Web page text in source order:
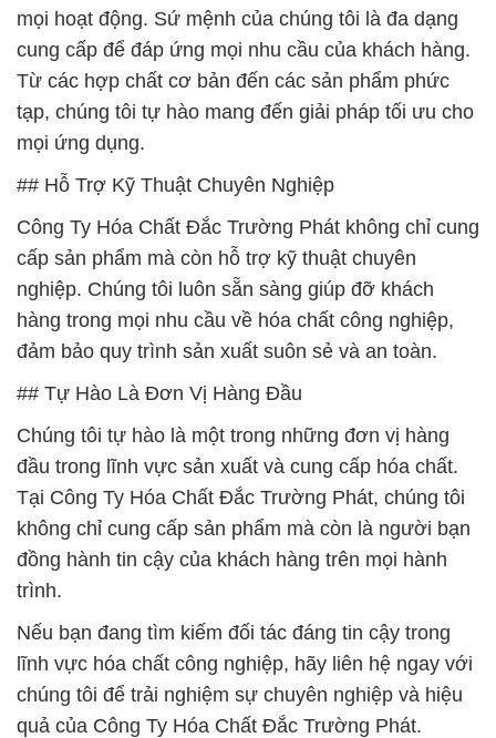
mọi hoạt động. Sứ mệnh của chúng tôi là đa dạng
cung cấp để đáp ứng mọi nhu cầu của khách hàng.
Từ các hợp chất cơ bản đến các sản phẩm phức
tạp, chúng tôi tự hào mang đến giải pháp tối ưu cho
mọi ứng dụng.
## Hỗ Trợ Kỹ Thuật Chuyên Nghiệp
Công Ty Hóa Chất Đắc Trường Phát không chỉ cung
cấp sản phẩm mà còn hỗ trợ kỹ thuật chuyên
nghiệp. Chúng tôi luôn sẵn sàng giúp đỡ khách
hàng trong mọi nhu cầu về hóa chất công nghiệp,
đảm bảo quy trình sản xuất suôn sẻ và an toàn.
## Tự Hào Là Đơn Vị Hàng Đầu
Chúng tôi tự hào là một trong những đơn vị hàng
đầu trong lĩnh vực sản xuất và cung cấp hóa chất.
Tại Công Ty Hóa Chất Đắc Trường Phát, chúng tôi
không chỉ cung cấp sản phẩm mà còn là người bạn
đồng hành tin cậy của khách hàng trên mọi hành
trình.
Nếu bạn đang tìm kiếm đối tác đáng tin cậy trong
lĩnh vực hóa chất công nghiệp, hãy liên hệ ngay với
chúng tôi để trải nghiệm sự chuyên nghiệp và hiệu
quả của Công Ty Hóa Chất Đắc Trường Phát.